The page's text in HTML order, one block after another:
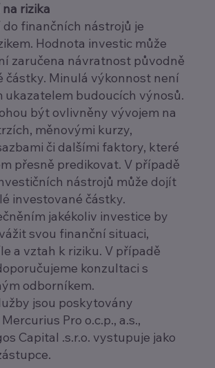
rizika
finančních nástrojů je
Hodnota investic může
zaručena návratnost původně
částky. Minulá výkonnost není
ukazatelem budoucích výnosů.
být ovlivněny vývojem na
měnovými kurzy,
či dalšími faktory, které
přesně predikovat. V případě
nástrojů může dojít
investované částky.
jakékoliv investice by
svou finanční situaci,
a vztah k riziku. V případě
konzultaci s
odborníkem.
jsou poskytovány
Pro o.c.p., a.s.,
Capital .s.r.o. vystupuje jako